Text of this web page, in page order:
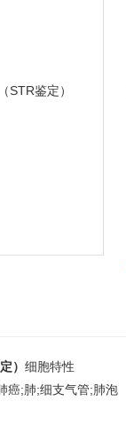
） 细胞特性
癌;肺;细支气管;肺泡